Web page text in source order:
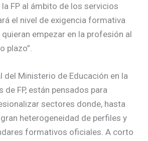
la FP al ámbito de los servicios
el nivel de exigencia formativa
empezar en la profesión al
plazo”.
del Ministerio de Educación en la
FP, están pensados para
sectores donde, hasta
heterogeneidad de perfiles y
formativos oficiales. A corto